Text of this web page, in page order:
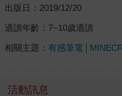
出版日： 2019/12/20
適讀年齡： 7~10歲適讀
相關主題： 有感筆電
活動訊息